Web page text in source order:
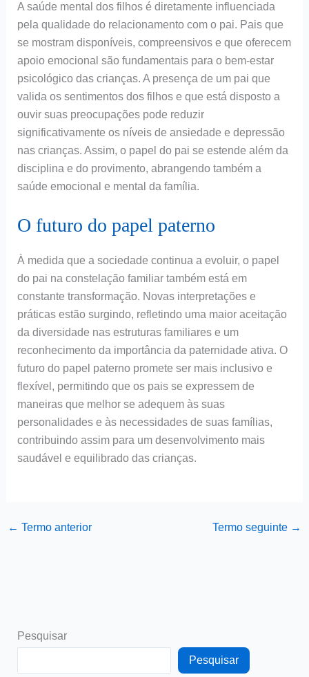
A saúde mental dos filhos é diretamente influenciada
pela qualidade do relacionamento com o pai. Pais que
se mostram disponíveis, compreensivos e que oferecem
apoio emocional são fundamentais para o bem-estar
psicológico das crianças. A presença de um pai que
valida os sentimentos dos filhos e que está disposto a
ouvir suas preocupações pode reduzir
significativamente os níveis de ansiedade e depressão
nas crianças. Assim, o papel do pai se estende além da
disciplina e do provimento, abrangendo também a
saúde emocional e mental da família.
O futuro do papel paterno
À medida que a sociedade continua a evoluir, o papel
do pai na constelação familiar também está em
constante transformação. Novas interpretações e
práticas estão surgindo, refletindo uma maior aceitação
da diversidade nas estruturas familiares e um
reconhecimento da importância da paternidade ativa. O
futuro do papel paterno promete ser mais inclusivo e
flexível, permitindo que os pais se expressem de
maneiras que melhor se adequem às suas
personalidades e às necessidades de suas famílias,
contribuindo assim para um desenvolvimento mais
saudável e equilibrado das crianças.
← Termo anterior Termo seguinte →
Pesquisar
Pesquisar